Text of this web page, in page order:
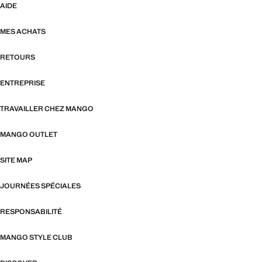
AIDE
MES ACHATS
RETOURS
ENTREPRISE
TRAVAILLER CHEZ MANGO
MANGO OUTLET
SITE MAP
JOURNÉES SPÉCIALES
RESPONSABILITÉ
MANGO STYLE CLUB